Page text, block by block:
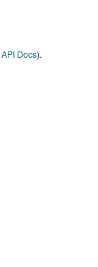
API Docs).